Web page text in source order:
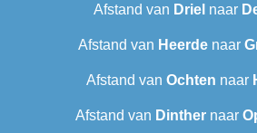
Afstand van Driel naar
Afstand van Heerde naar
Afstand van Ochten naar
Afstand van Dinthernaar